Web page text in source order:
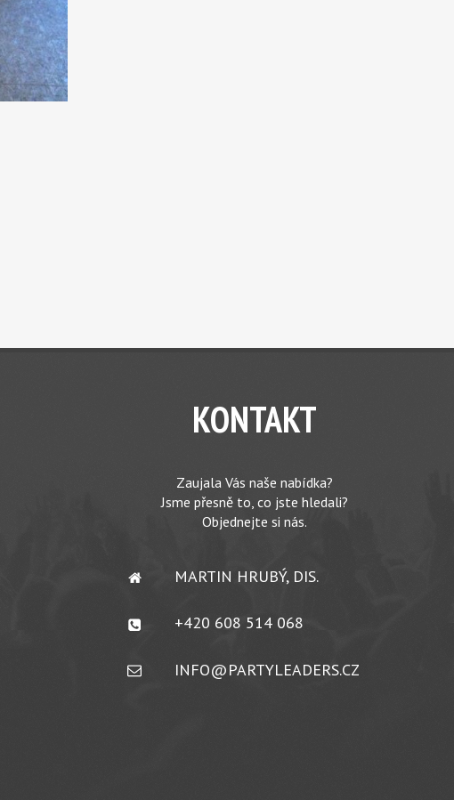
KONTAKT
Zaujala Vás naše nabídka?
Jsme přesně to, co jste hledali?
Objednejte si nás.
MARTIN HRUBÝ, DIS.
+420 608 514 068
INFO@PARTYLEADERS.CZ